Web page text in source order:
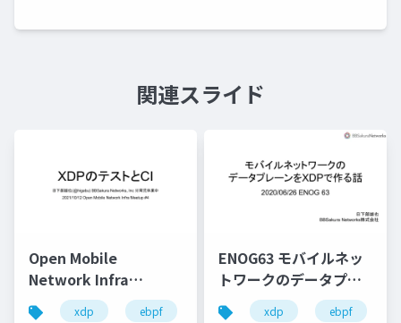
関連スライド
Open Mobile
Network Infra
Meetup #4 XDPのテス
xdp ebpf test ci go
ENOG63 モバイルネッ
トワークのデータプレ
ーンをXDPで作る話
xdp ebpf